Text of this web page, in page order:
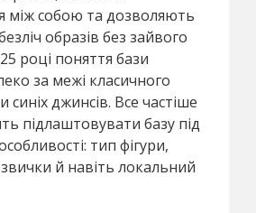
між собою та дозволяють
образів без зайвого
році поняття бази
за межі класичного
синіх джинсів. Все частіше
підлаштовувати базу під
тип фігури,
й навіть локальний